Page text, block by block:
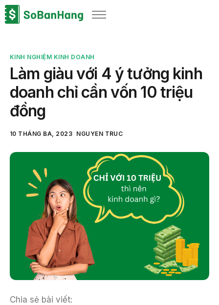
Sản phẩm
Bảng giá
Blog
Thông tin thuế
Về chúng tôi
KINH NGHIỆM KINH DOANH
Làm giàu với 4 ý tưởng kinh
doanh chỉ cần vốn 10 triệu
đồng
10 THÁNG BA, 2023 NGUYEN TRUC
Chia sẻ bài viết: